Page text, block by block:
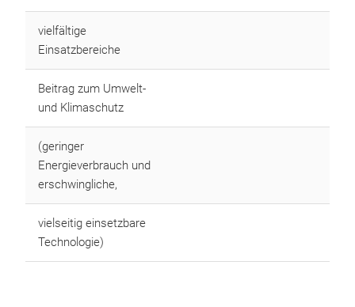
vielfältige
Einsatzbereiche
Beitrag zum Umwelt-
und Klimaschutz
(geringer
Energieverbrauch und
erschwingliche,
vielseitig einsetzbare
Technologie)